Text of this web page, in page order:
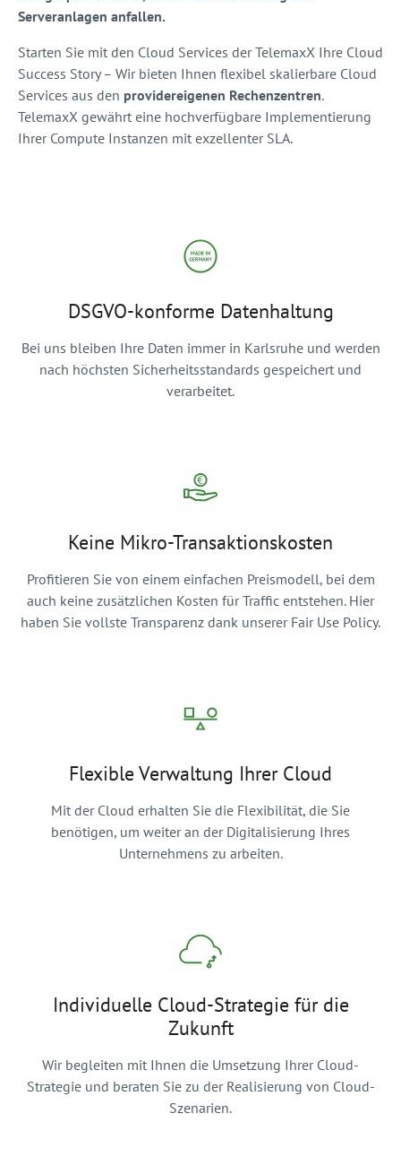
Serveranlagen anfallen.
Starten Sie mit den Cloud Services der TelemaxX Ihre Cloud
Success Story – Wir bieten Ihnen flexibel skalierbare Cloud
Services aus den providereigenen Rechenzentren.
TelemaxX gewährt eine hochverfügbare Implementierung
Ihrer Compute Instanzen mit exzellenter SLA.
DSGVO-konforme Datenhaltung
Bei uns bleiben Ihre Daten immer in Karlsruhe und werden
nach höchsten Sicherheitsstandards gespeichert und
verarbeitet.
Keine Mikro-Transaktionskosten
Profitieren Sie von einem einfachen Preismodell, bei dem
auch keine zusätzlichen Kosten für Traffic entstehen. Hier
haben Sie vollste Transparenz dank unserer Fair Use Policy.
Flexible Verwaltung Ihrer Cloud
Mit der Cloud erhalten Sie die Flexibilität, die Sie
benötigen, um weiter an der Digitalisierung Ihres
Unternehmens zu arbeiten.
Individuelle Cloud-Strategie für die
Zukunft
Wir begleiten mit Ihnen die Umsetzung Ihrer Cloud-
Strategie und beraten Sie zu der Realisierung von Cloud-
Szenarien.